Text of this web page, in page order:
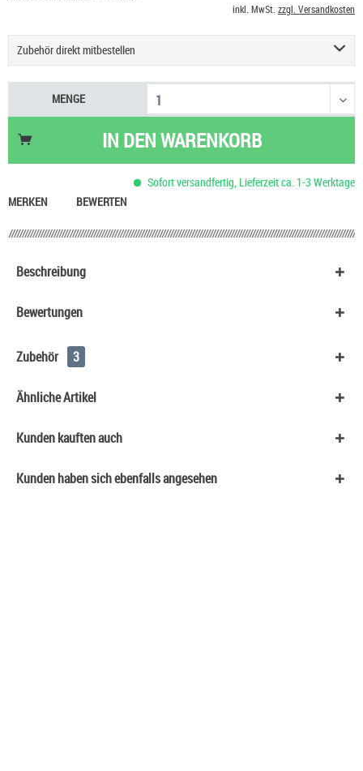
inkl. MwSt. zzgl. Versandkosten
Zubehör direkt mitbestellen
IQOS ILUMA i ONE Tabakerhitzer Starter Kit
39,00 €
IQOS ILUMA i Tabakerhitzer Starter Kit
69,00 €
MENGE
IN DENWARENKORB
Sofort versandfertig, Lieferzeit ca. 1-3 Werktage
MERKEN
BEWERTEN
Beschreibung
Bewertungen
Zubehör 3
Ähnliche Artikel
Kunden kauften auch
Kunden haben sich ebenfalls angesehen